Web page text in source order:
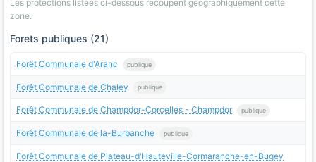
Les protections listees ci-dessous recoupent geographiquement cette
zone.
Forets publiques (21)
Forêt Communale d'Aranc publique
Forêt Communale de Chaley publique
Forêt Communale de Champdor-Corcelles - Champdor publique
Forêt Communale de la-Burbanche publique
Forêt Communale de Plateau-d'Hauteville-Cormaranche-en-Bugey